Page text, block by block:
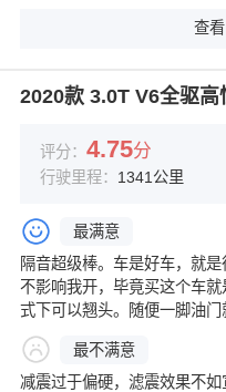
查
2020款 3.0T V6全驱
评分： 4.75分
行驶里程： 1341公里
最满意
隔音超级棒。车是好车，就
不影响我开，毕竟买这个车
式下可以翘头。随便一脚油门
最不满意
减震过于偏硬，滤震效果不